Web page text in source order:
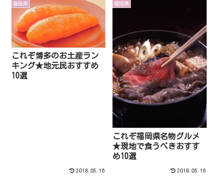
福岡県
これぞ博多のお土産ラン
キング★地元民おすすめ
10選
2018.05.16
福岡県
これぞ福岡県名物グルメ
★現地で食うべきおすす
め10選
2018.05.16